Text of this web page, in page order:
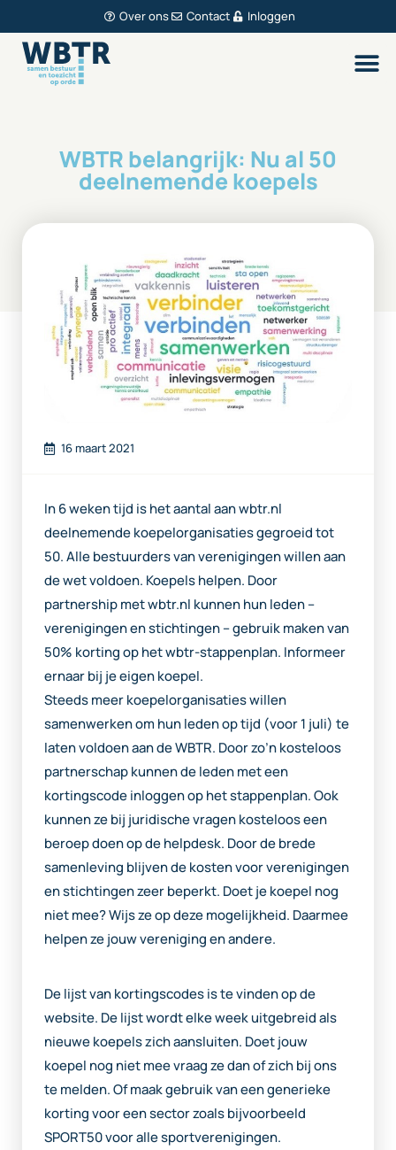
Over ons Contact Inloggen
WBTR belangrijk: Nu al 50
deelnemende koepels
16 maart 2021
In 6 weken tijd is het aantal aan wbtr.nl
deelnemende koepelorganisaties gegroeid tot
50. Alle bestuurders van verenigingen willen aan
de wet voldoen. Koepels helpen. Door
partnership met wbtr.nl kunnen hun leden –
verenigingen en stichtingen – gebruik maken van
50% korting op het wbtr-stappenplan. Informeer
ernaar bij je eigen koepel.
Steeds meer koepelorganisaties willen
samenwerken om hun leden op tijd (voor 1 juli) te
laten voldoen aan de WBTR. Door zo’n kosteloos
partnerschap kunnen de leden met een
kortingscode inloggen op het stappenplan. Ook
kunnen ze bij juridische vragen kosteloos een
beroep doen op de helpdesk. Door de brede
samenleving blijven de kosten voor verenigingen
en stichtingen zeer beperkt. Doet je koepel nog
niet mee? Wijs ze op deze mogelijkheid. Daarmee
helpen ze jouw vereniging en andere.
De lijst van kortingscodes is te vinden op de
website. De lijst wordt elke week uitgebreid als
nieuwe koepels zich aansluiten. Doet jouw
koepel nog niet mee vraag ze dan of zich bij ons
te melden. Of maak gebruik van een generieke
korting voor een sector zoals bijvoorbeeld
SPORT50 voor alle sportverenigingen.